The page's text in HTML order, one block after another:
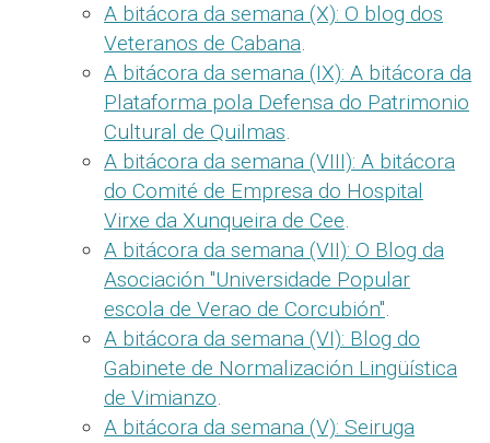
A bitácora da semana (X): O blog dos
Veteranos de Cabana.
A bitácora da semana (IX): A bitácora da
Plataforma pola Defensa do Patrimonio
Cultural de Quilmas.
A bitácora da semana (VIII): A bitácora
do Comité de Empresa do Hospital
Virxe da Xunqueira de Cee.
A bitácora da semana (VII): O Blog da
Asociación "Universidade Popular
escola de Verao de Corcubión".
A bitácora da semana (VI): Blog do
Gabinete de Normalización Lingüística
de Vimianzo.
A bitácora da semana (V): Seiruga